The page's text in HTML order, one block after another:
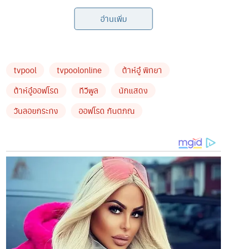
ภาพที่ทั้งคู่โพสต์นั้นเต็มไปด้วยรอยยิ้มและความสุข โดยทั้ง
ต้าห์อู๋และออฟโรดต่างก็แต่งตัวในชุดลำลองที่เข้ากันอย่าง
ลงตัว ขณะที่เดินเล่นในงานวัด ทั้งคู่ก็ไม่พลาดที่จะแชะภาพคู่
เก็บไว้เป็นที่ระลึก ซึ่งภาพเหล่านั้นก็ทำเอาแฟนคลับใจ
ละลายไปตามๆ กัน และแฟนคลับต่างก็เข้ามาคอมเมนต์
แสดงความชื่นชมและอิจฉาในความหวานของทั้งคู่กันอย่าง
ล้นหลาม
อ่านเพิ่ม
tvpool tvpoolonline
ต้าห์อู๋ พิทยา
ต้าห์อู๋ออฟโรด
ทีวีพูล
นักแสดง
วันลอยกระทง
ออฟโรด กันตภณ